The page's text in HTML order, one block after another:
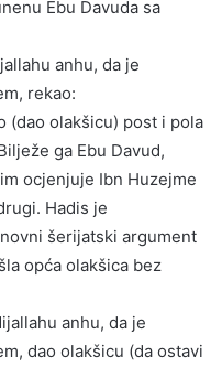
Ebu Davuda sa
anhu, da je
rekao:
(dao olakšicu) post i pola
ga Ebu Davud,
ocjenjuje Ibn Huzejme
Hadis je
šerijatski argument
opća olakšica bez
anhu, da je
dao olakšicu (da ostavi